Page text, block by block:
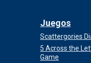
Juegos
Scattergories
5 Across the
Game